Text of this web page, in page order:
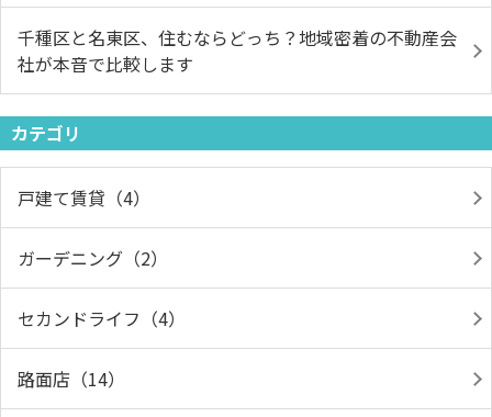
千種区と名東区、住むならどっち？地域密着の不動産会
社が本音で比較します
カテゴリ
戸建て賃貸（4）
ガーデニング（2）
セカンドライフ（4）
路面店（14）